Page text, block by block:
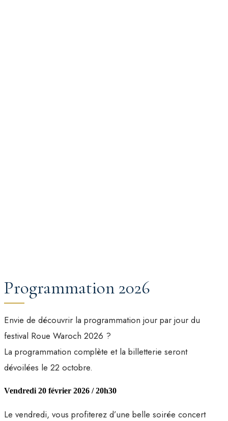
Programmation 2026
Envie de découvrir la programmation jour par jour du
festival Roue Waroch 2026 ?
La programmation complète et la billetterie seront
dévoilées le 22 octobre.
Vendredi 20 février 2026 / 20h30
Le vendredi, vous profiterez d’une belle soirée concert